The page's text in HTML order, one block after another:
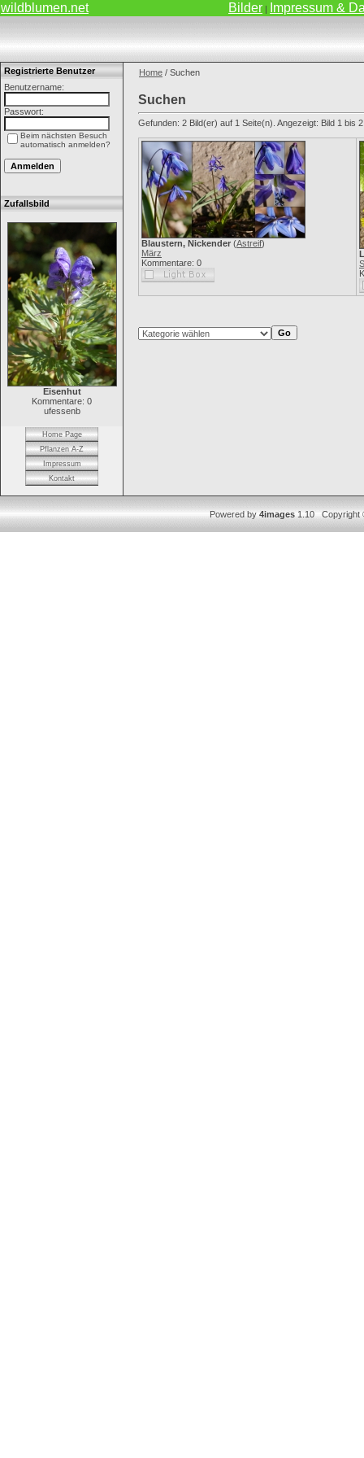
wildblumen.net Bilder | Impressum &
Registrierte Benutzer
Benutzername:
Passwort:
Beim nächsten Besuch
automatisch anmelden?
Zufallsbild
Eisenhut
Kommentare: 0
ufessenb
Home Page
Pflanzen A-Z
Impressum
Kontakt
Home / Suchen
Suchen
Gefunden: 2 Bild(er) auf 1 Seite(n). Angezeigt: Bild 1 bis
Blaustern, Nickender (Astreif)
März
Kommentare: 0
Powered by4images1.10 Copyright